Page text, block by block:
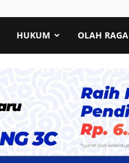
HUKUM OLAH RAGA